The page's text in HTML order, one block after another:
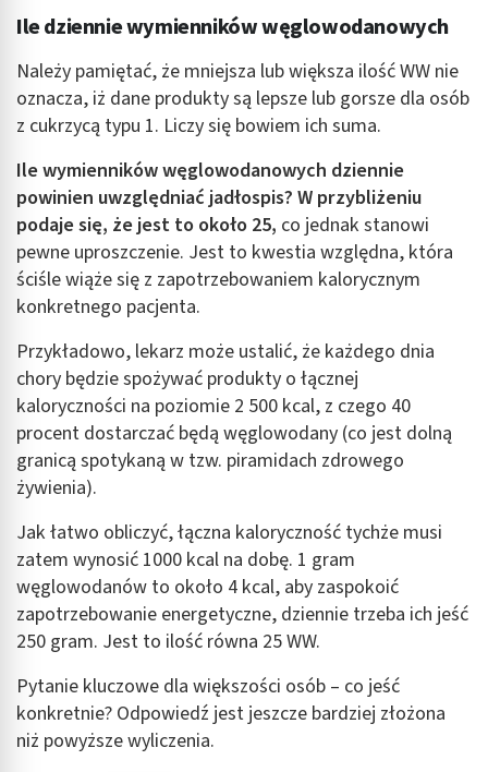
Ile dziennie wymienników węglowodanowych
Należy pamiętać, że mniejsza lub większa ilość WW nie
oznacza, iż dane produkty są lepsze lub gorsze dla osób
z cukrzycą typu 1. Liczy się bowiem ich suma.
Ile wymienników węglowodanowych dziennie
powinien uwzględniać jadłospis? W przybliżeniu
podaje się, że jest to około 25, co jednak stanowi
pewne uproszczenie. Jest to kwestia względna, która
ściśle wiąże się z zapotrzebowaniem kalorycznym
konkretnego pacjenta.
Przykładowo, lekarz może ustalić, że każdego dnia
chory będzie spożywać produkty o łącznej
kaloryczności na poziomie 2 500 kcal, z czego 40
procent dostarczać będą węglowodany (co jest dolną
granicą spotykaną w tzw. piramidach zdrowego
żywienia).
Jak łatwo obliczyć, łączna kaloryczność tychże musi
zatem wynosić 1000 kcal na dobę. 1 gram
węglowodanów to około 4 kcal, aby zaspokoić
zapotrzebowanie energetyczne, dziennie trzeba ich jeść
250 gram. Jest to ilość równa 25 WW.
Pytanie kluczowe dla większości osób – co jeść
konkretnie? Odpowiedź jest jeszcze bardziej złożona
niż powyższe wyliczenia.
Wykorzystywanie ograniczonych danych do
Funkcje specjalne IAB:
Użycie dokładnych danych geolokalizacyjnych
Identyfikowanie urządzeń na podstawie
aktywnie żądanych informacji
Cele przetwarzania inne niż IAB:
Niezbędne
Wydajność (Performance)
Reklama / śledzenie